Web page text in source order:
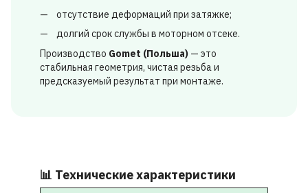
отсутствие деформаций при затяжке;
долгий срок службы в моторном отсеке.
Производство Gomet (Польша) — это
стабильная геометрия, чистая резьба и
предсказуемый результат при монтаже.
📊 Технические характеристики